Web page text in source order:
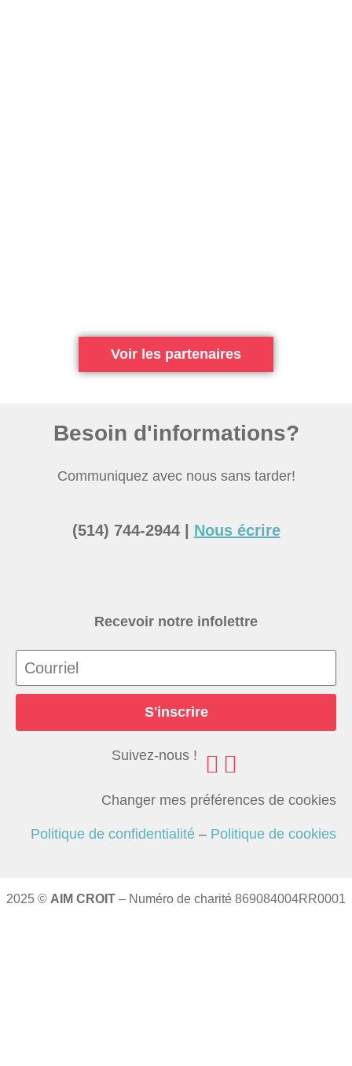
Voir les partenaires
Besoin d'informations?
Communiquez avec nous sans tarder!
(514) 744-2944 | Nous écrire
Recevoir notre infolettre
S'inscrire
Suivez-nous !
Changer mes préférences de cookies
Politique de confidentialité – Politique de cookies
2025 © AIM CROIT – Numéro de charité 869084004RR0001